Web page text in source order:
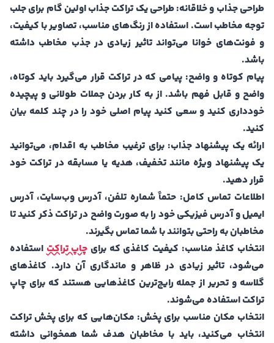
طراحی جذاب و خلاقانه:طراحی یک تراکت جذاب اولین گام برای جلب
توجه مخاطب است. استفاده از رنگ‌های مناسب، تصاویر با کیفیت،
و فونت‌های خوانا می‌تواند تاثیر زیادی در جذب مخاطب داشته
باشد.
پیام کوتاه و واضح: پیامی که در تراکت قرار می‌گیرد باید کوتاه،
واضح و قابل فهم باشد. از به کار بردن جملات طولانی و پیچیده
خودداری کنید و سعی کنید پیام اصلی خود را در چند کلمه بیان
کنید.
ارائه یک پیشنهاد جذاب: برای ترغیب مخاطب به اقدام، می‌توانید
یک پیشنهاد ویژه مانند تخفیف، هدیه یا مسابقه در تراکت خود
قرار دهید.
اطلاعات تماس کامل: حتماً شماره تلفن، آدرس وب‌سایت، آدرس
ایمیل و آدرس فیزیکی خود را به صورت واضح در تراکت ذکر کنید تا
مخاطبان به راحتی بتوانند با شما تماس بگیرند.
انتخاب کاغذ مناسب: کیفیت کاغذی که برای چاپ تراکت استفاده
می‌شود، تاثیر زیادی در ظاهر و ماندگاری آن دارد. کاغذهای
گلاسه و تحریر از جمله رایج‌ترین کاغذهایی هستند که برای چاپ
تراکت استفاده می‌شوند.
انتخاب مکان مناسب برای پخش: مکان‌هایی که برای پخش تراکت
انتخاب می‌کنید، باید با مخاطبان هدف شما همخوانی داشته